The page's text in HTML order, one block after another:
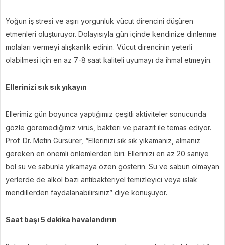
Yoğun iş stresi ve aşırı yorgunluk vücut direncini düşüren
etmenleri oluşturuyor. Dolayısıyla gün içinde kendinize dinlenme
molaları vermeyi alışkanlık edinin. Vücut direncinin yeterli
olabilmesi için en az 7-8 saat kaliteli uyumayı da ihmal etmeyin.
Ellerinizi sık sık yıkayın
Ellerimiz gün boyunca yaptığımız çeşitli aktiviteler sonucunda
gözle göremediğimiz virüs, bakteri ve parazit ile temas ediyor.
Prof. Dr. Metin Gürsürer, “Ellerinizi sık sık yıkamanız, almanız
gereken en önemli önlemlerden biri. Ellerinizi en az 20 saniye
bol su ve sabunla yıkamaya özen gösterin. Su ve sabun olmayan
yerlerde de alkol bazı antibakteriyel temizleyici veya ıslak
mendillerden faydalanabilirsiniz” diye konuşuyor.
Saat başı 5 dakika havalandırın